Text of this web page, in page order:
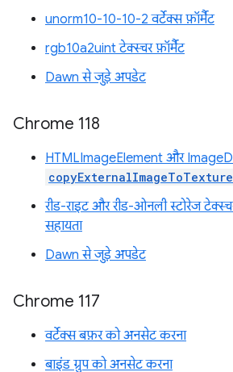
unorm10-10-10-2 वर्टेक्स फ़ॉर्मैट
rgb10a2uint टेक्स्चर फ़ॉर्मैट
Dawn से जुड़े अपडेट
Chrome 118
HTMLImageElement और
रीड-राइट और रीड-ओनली स्टोरेज
सहायता
Dawn से जुड़े अपडेट
Chrome 117
वर्टेक्स बफ़र को अनसेट करना
बाइंड ग्रुप को अनसेट करना